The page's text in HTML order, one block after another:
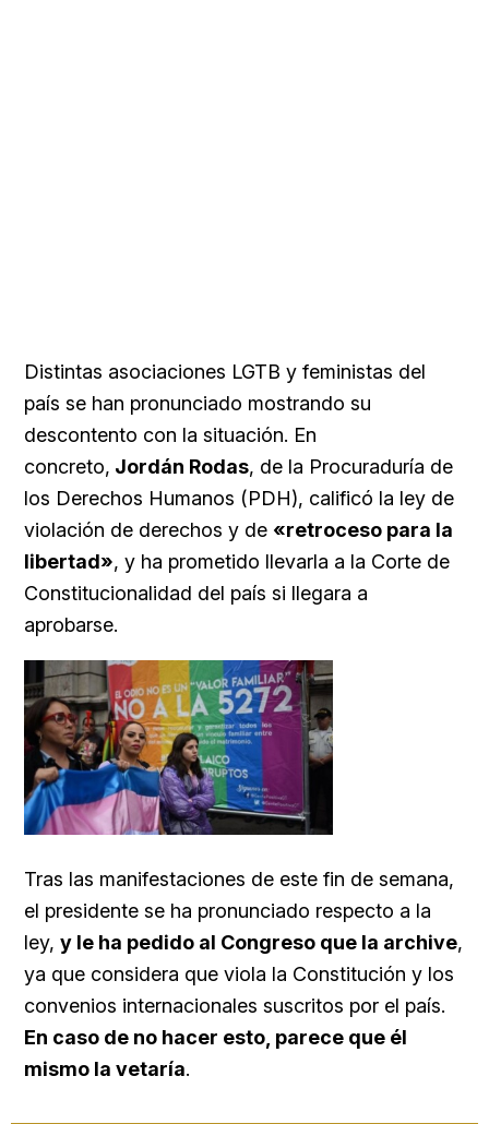
Distintas asociaciones LGTB y feministas del
país se han pronunciado mostrando su
descontento con la situación. En
concreto, Jordán Rodas, de la Procuraduría de
los Derechos Humanos (PDH), calificó la ley de
violación de derechos y de «retroceso para la
libertad», y ha prometido llevarla a la Corte de
Constitucionalidad del país si llegara a
aprobarse.
Tras las manifestaciones de este fin de semana,
el presidente se ha pronunciado respecto a la
ley, y le ha pedido al Congreso que la archive,
ya que considera que viola la Constitución y los
convenios internacionales suscritos por el país.
En caso de no hacer esto, parece que él
mismo la vetaría.